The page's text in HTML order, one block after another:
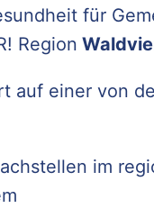
für
Region
auf einer von
im